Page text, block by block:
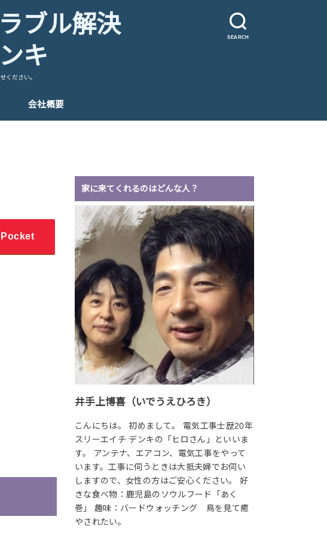
SEARCH
ブル解決
キ
ください。
会社概要
Pocket
家に来てくれるのはどんな人？
井手上博喜（いでうえひろき）
こんにちは。 初めまして。 電気工事士歴20年
スリーエイチ デンキの「ヒロさん」といいま
す。 アンテナ、エアコン、電気工事をやって
います。工事に伺うときは大抵夫婦でお伺い
しますので、女性の方はご安心ください。 好
きな食べ物：鹿児島のソウルフード「あく
巻」 趣味：バードウォッチング 鳥を見て癒
やされたい。